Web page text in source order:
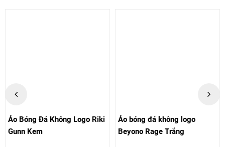
Áo Bóng Đá Không Logo Riki
Gunn Kem
Áo bóng đá không logo
Beyono Rage Trắng